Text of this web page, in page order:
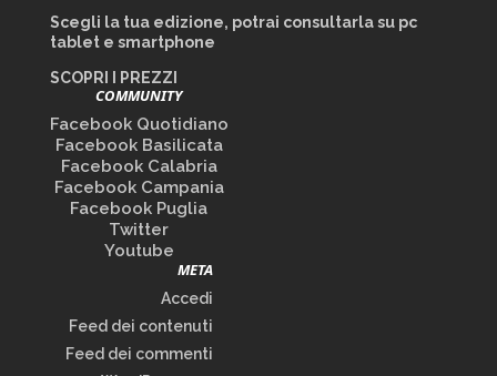
Scegli la tua edizione, potrai consultarla su pc
tablet e smartphone
SCOPRI I PREZZI
COMMUNITY
Facebook Quotidiano
Facebook Basilicata
Facebook Calabria
Facebook Campania
Facebook Puglia
Twitter
Youtube
META
Accedi
Feed dei contenuti
Feed dei commenti